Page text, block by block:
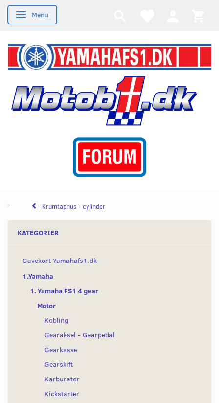
Skifte navigation
Menu
Krumtaphus - cylinder
KATEGORIER
Gavekort Yamahafs1.dk
1.Yamaha
1. Yamaha FS1 4 gear
Motor
Kobling
Gearaksel - Gearpedal
Gearkasse
Gearskift
Karburator
Kickstarter